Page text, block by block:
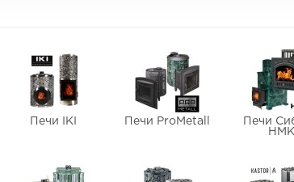
Печи IKI Печи ProMetall
Печи
НМК